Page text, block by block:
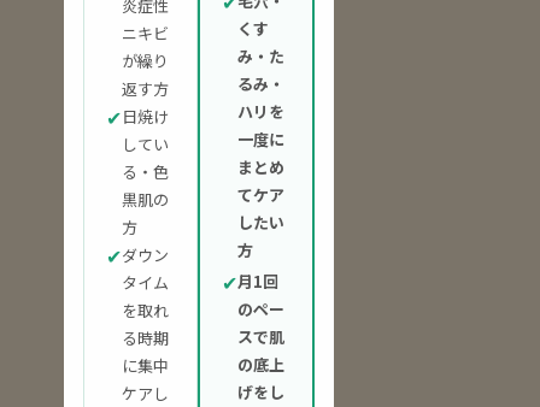
炎症性
ニキビ
が繰り
返す方
✔日焼け
してい
る・色
黒肌の
方
✔ダウン
タイム
を取れ
る時期
に集中
ケアし
くす
み・た
るみ・
ハリを
一度に
まとめ
てケア
したい
方
✔月1回
のペー
スで肌
の底上
げをし